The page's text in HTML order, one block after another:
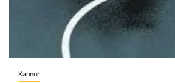
Kannur